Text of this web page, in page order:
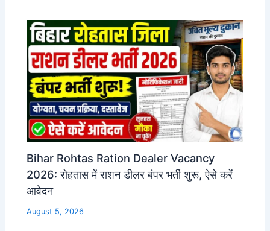
Bihar Rohtas Ration Dealer Vacancy
2026: रोहतास में राशन डीलर बंपर भर्ती शुरू, ऐसे करें
आवेदन
August 5, 2026